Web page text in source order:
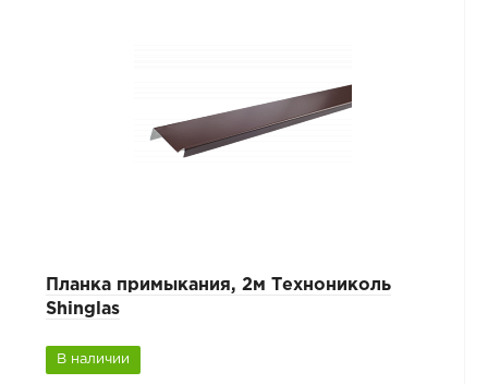
Планка примыкания, 2м Технониколь
Shinglas
В наличии